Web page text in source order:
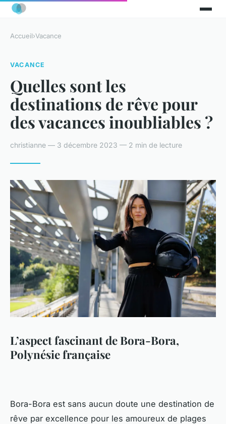
Accueil›Vacance
VACANCE
Quelles sont les
destinations de rêve pour
des vacances inoubliables ?
christianne — 3 décembre 2023 — 2 min de lecture
L’aspect fascinant de Bora-Bora,
Polynésie française
Bora-Bora est sans aucun doute une destination de
rêve par excellence pour les amoureux de plages